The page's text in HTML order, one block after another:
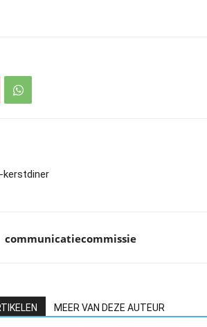
kerstdiner
communicatiecommissie
MEER VAN DEZE AUTEUR